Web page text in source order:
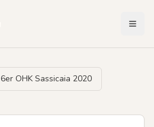
6er OHK Sassicaia 2020